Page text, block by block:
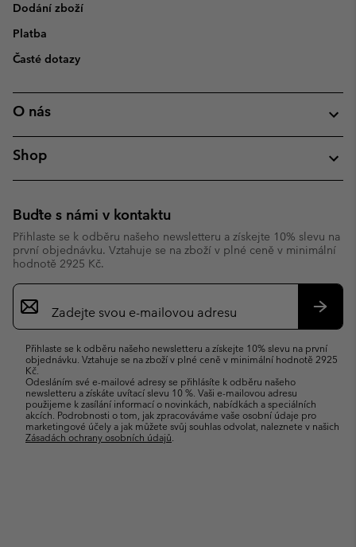
Dodání zboží
Platba
Časté dotazy
O nás
Shop
Buďte s námi v kontaktu
Přihlaste se k odběru našeho newsletteru a získejte 10% slevu na
první objednávku. Vztahuje se na zboží v plné ceně v minimální
hodnotě 2925 Kč.
Přihlášení
odběru
mailů
Přihlaste se k odběru našeho newsletteru a získejte 10% slevu na první
objednávku. Vztahuje se na zboží v plné ceně v minimální hodnotě 2925
Kč.
Odesláním své e-mailové adresy se přihlásíte k odběru našeho
newsletteru a získáte uvítací slevu 10 %. Vaši e-mailovou adresu
použijeme k zasílání informací o novinkách, nabídkách a speciálních
akcích. Podrobnosti o tom, jak zpracováváme vaše osobní údaje pro
marketingové účely a jak můžete svůj souhlas odvolat, naleznete v našich
Zásadách ochrany osobních údajů